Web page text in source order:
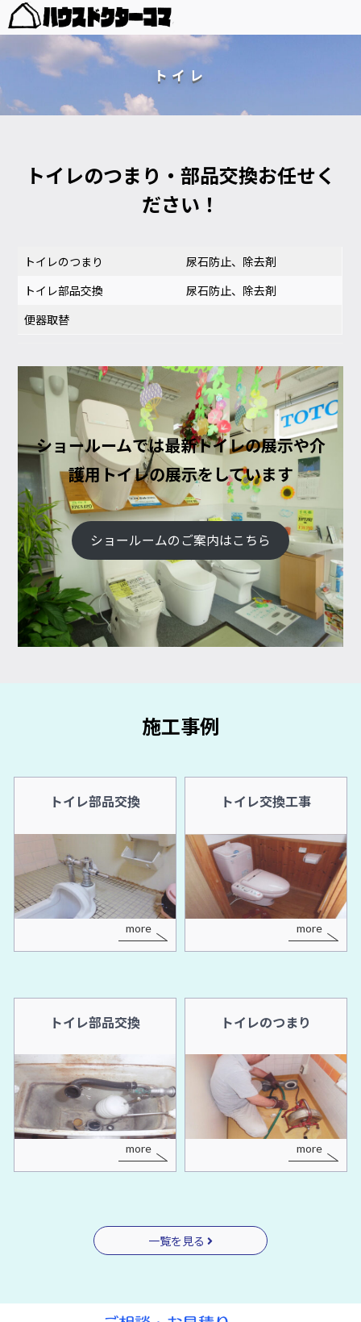
トイレ
トイレのつまり・部品交換お任せく
ださい！
トイレのつまり 尿石防止、除去剤
トイレ部品交換 尿石防止、除去剤
便器取替
ショールームでは最新トイレの展示や介
護用トイレの展示をしています
ショールームのご案内はこちら
施工事例
トイレ部品交換
more
トイレ交換工事
more
トイレ部品交換
more
トイレのつまり
more
一覧を見る